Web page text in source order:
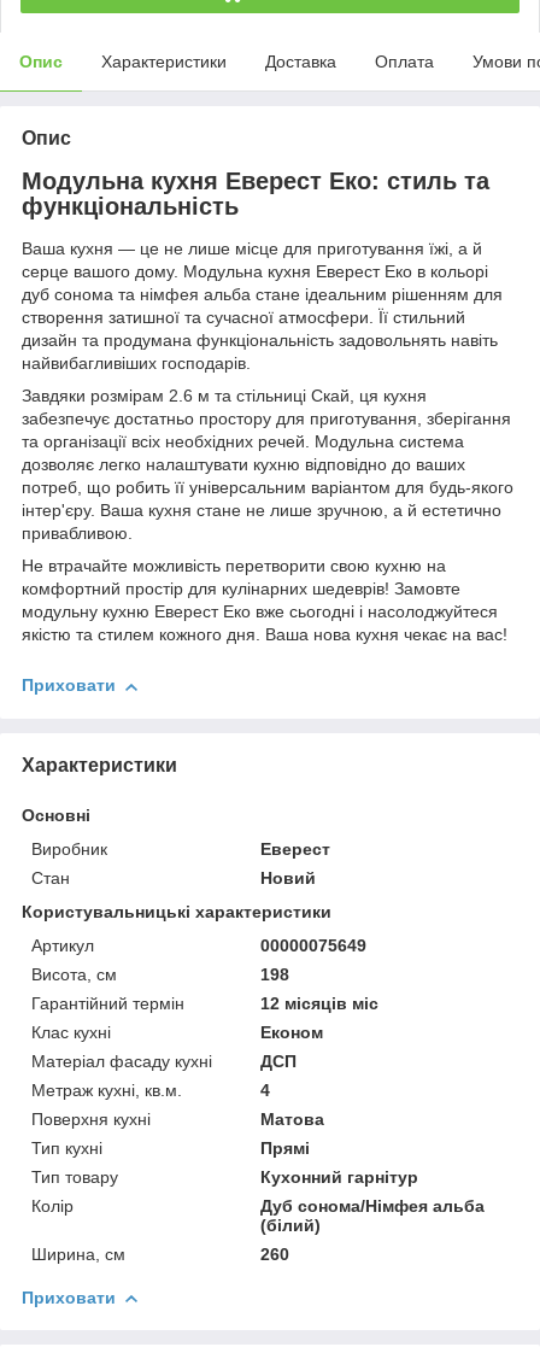
Опис Характеристики Доставка Оплата Умови
Опис
Модульна кухня Еверест Еко: стиль та
функціональність
Ваша кухня — це не лише місце для приготування їжі, а й
серце вашого дому. Модульна кухня Еверест Еко в кольорі
дуб сонома та німфея альба стане ідеальним рішенням для
створення затишної та сучасної атмосфери. Її стильний
дизайн та продумана функціональність задовольнять навіть
найвибагливіших господарів.
Завдяки розмірам 2.6 м та стільниці Скай, ця кухня
забезпечує достатньо простору для приготування, зберігання
та організації всіх необхідних речей. Модульна система
дозволяє легко налаштувати кухню відповідно до ваших
потреб, що робить її універсальним варіантом для будь-якого
інтер'єру. Ваша кухня стане не лише зручною, а й естетично
привабливою.
Не втрачайте можливість перетворити свою кухню на
комфортний простір для кулінарних шедеврів! Замовте
модульну кухню Еверест Еко вже сьогодні і насолоджуйтеся
якістю та стилем кожного дня. Ваша нова кухня чекає на вас!
Приховати
Характеристики
Основні
Виробник
Еверест
Стан
Новий
Користувальницькі характеристики
Артикул
00000075649
Висота, см
198
Гарантійний термін
12 місяців міс
Клас кухні
Економ
Матеріал фасаду кухні
ДСП
Метраж кухні, кв.м.
4
Поверхня кухні
Матова
Тип кухні
Прямі
Тип товару
Кухонний гарнітур
Колір
Дуб сонома/Німфея альба
(білий)
Ширина, см
260
Приховати